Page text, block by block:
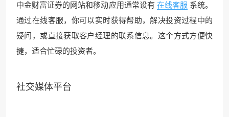
中金财富证券的网站和移动应用通常设有 在线客服 系统。
通过在线客服，你可以实时获得帮助，解决投资过程中的
疑问，或直接获取客户经理的联系信息。这个方式方便快
捷，适合忙碌的投资者。
社交媒体平台